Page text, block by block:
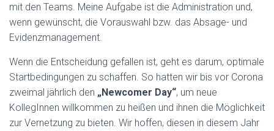
mit den Teams. Meine Aufgabe ist die Administration und,
wenn gewünscht, die Vorauswahl bzw. das Absage- und
Evidenzmanagement.
Wenn die Entscheidung gefallen ist, geht es darum, optimale
Startbedingungen zu schaffen. So hatten wir bis vor Corona
zweimal jährlich den „Newcomer Day“, um neue
KollegInnen willkommen zu heißen und ihnen die Möglichkeit
zur Vernetzung zu bieten. Wir hoffen, diesen in diesem Jahr